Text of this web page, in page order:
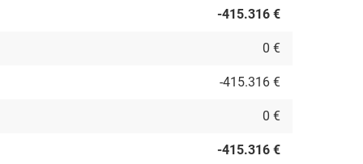
-415.316 €
0 €
-415.316 €
0 €
-415.316 €